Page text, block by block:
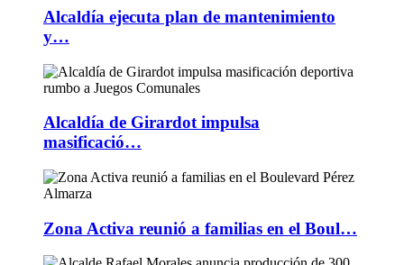
Alcaldía ejecuta plan de mantenimiento
y…
Alcaldía de Girardot impulsa
masificació…
Zona Activa reunió a familias en el Boul…